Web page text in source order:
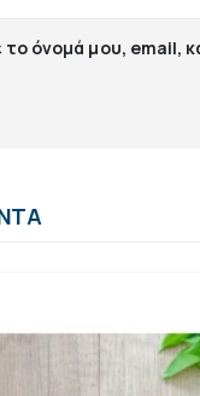
όνομά μου, email,